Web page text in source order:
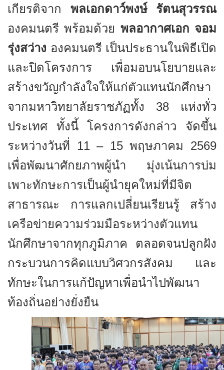
เกียรติจาก พลเอกดาว์พงษ์ รัตนสุวรรณ
องคมนตรี พร้อมด้วย พลอากาศเอก จอม
รุ่งสว่าง องคมนตรี เป็นประธานในพิธีเปิด
และปิดโครงการ เพื่อมอบนโยบายและ
สร้างขวัญกำลังใจให้แก่ตัวแทนนักศึกษา
จากมหาวิทยาลัยราชภัฏทั้ง 38 แห่งทั่ว
ประเทศ ทั้งนี้ โครงการดังกล่าว จัดขึ้น
ระหว่างวันที่ 11 – 15พฤษภาคม 2569
เพื่อพัฒนาศักยภาพผู้นำ มุ่งเน้นการบ่ม
เพาะทักษะการเป็นผู้นำยุคใหม่ที่มีจิต
สาธารณะ การแลกเปลี่ยนเรียนรู้ สร้าง
เครือข่ายความร่วมมือระหว่างตัวแทน
นักศึกษาจากทุกภูมิภาค ตลอดจนปลูกฝัง
กระบวนการคิดแบบวิศวกรสังคม และ
ทักษะในการแก้ปัญหาเพื่อนำไปพัฒนา
ท้องถิ่นอย่างยั่งยืน